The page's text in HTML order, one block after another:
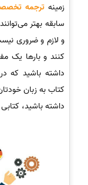
زمینهترجمه
سابقه بهتر
و لازم و ضروری
کنند و بارها یک
داشته باشید که
کتاب به زبان
داشته باشید،